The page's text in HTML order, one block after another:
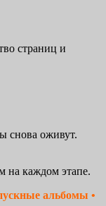
страниц и
снова оживут.
на каждом этапе.
альбомы •